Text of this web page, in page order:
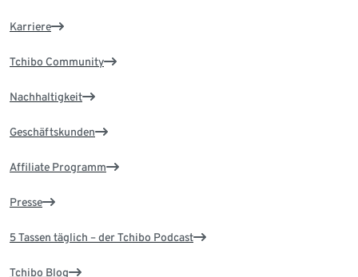
Karriere
Tchibo Community
Nachhaltigkeit
Geschäftskunden
Affiliate Programm
Presse
5 Tassen täglich – der Tchibo Podcast
Tchibo Blog